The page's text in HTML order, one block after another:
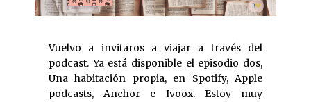
Vuelvo a invitaros a viajar a través del
podcast. Ya está disponible el episodio dos,
Una habitación propia, en Spotify, Apple
podcasts, Anchor e Ivoox. Estoy muy